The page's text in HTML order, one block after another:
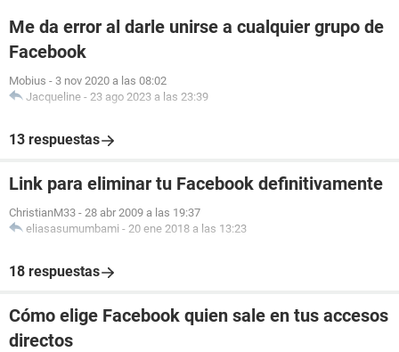
Me da error al darle unirse a cualquier grupo de
Facebook
Mobius - 3 nov 2020 a las 08:02
Jacqueline - 23 ago 2023 a las 23:39
13 respuestas
Link para eliminar tu Facebook definitivamente
ChristianM33 - 28 abr 2009 a las 19:37
eliasasumumbami - 20 ene 2018 a las 13:23
18 respuestas
Cómo elige Facebook quien sale en tus accesos
directos